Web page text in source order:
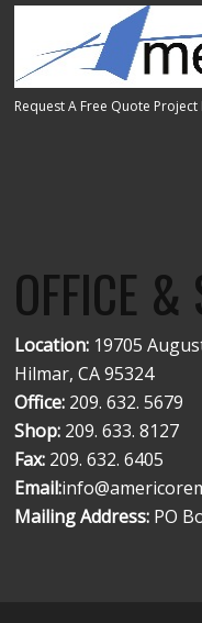
Request A Free Quote Project
OFFICE &
Location: 19705
Hilmar, CA 95324
Office: 209. 632. 5679
Shop: 209. 633. 8127
Fax: 209. 632. 6405
Email:
Mailing Address: PO